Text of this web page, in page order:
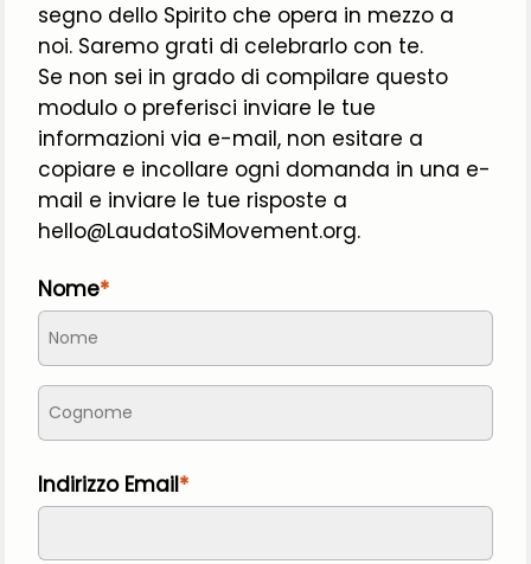
segno dello Spirito che opera in mezzo a
noi. Saremo grati di celebrarlo con te.
Se non sei in grado di compilare questo
modulo o preferisci inviare le tue
informazioni via e-mail, non esitare a
copiare e incollare ogni domanda in una e-
mail e inviare le tue risposte a
hello@LaudatoSiMovement.org.
Nome
Indirizzo Email